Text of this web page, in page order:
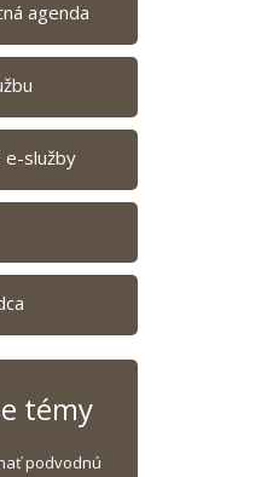
agenda
e-služby
témy
podvodnú